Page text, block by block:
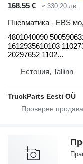
168,55 € ≈ 330,20 лв.
Пневматика - EBS
4801040090
1612935610103
20297652 1102...
Естония, Tallinn
TruckParts Eesti OÜ